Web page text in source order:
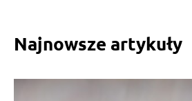
Najnowsze artykuły